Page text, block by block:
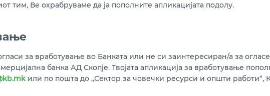
тим, Ве охрабруваме да ја пополните апликацијата подолу.
за вработување во Банката или не си заинтересиран/а за
банка АД Скопје. Твојата апликација за вработување
или по пошта до „Сектор за човечки ресурси и општи работи“,